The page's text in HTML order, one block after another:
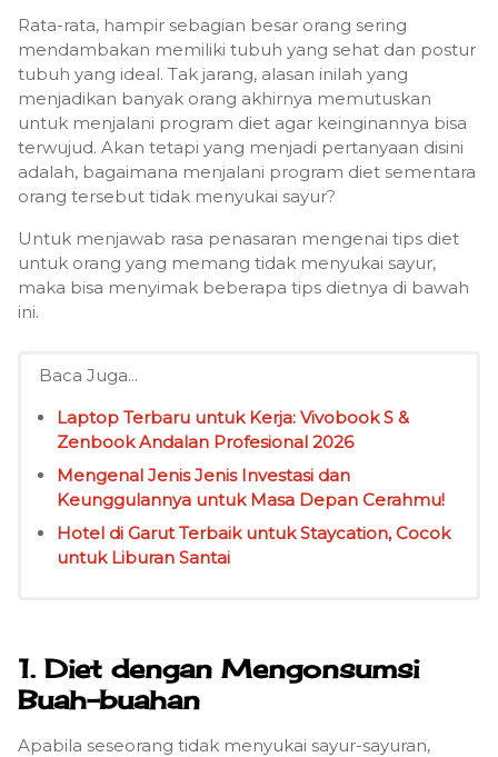
Rata-rata, hampir sebagian besar orang sering
mendambakan memiliki tubuh yang sehat dan postur
tubuh yang ideal. Tak jarang, alasan inilah yang
menjadikan banyak orang akhirnya memutuskan
untuk menjalani program diet agar keinginannya bisa
terwujud. Akan tetapi yang menjadi pertanyaan disini
adalah, bagaimana menjalani program diet sementara
orang tersebut tidak menyukai sayur?
Untuk menjawab rasa penasaran mengenai tips diet
untuk orang yang memang tidak menyukai sayur,
maka bisa menyimak beberapa tips dietnya di bawah
ini.
Baca Juga...
Laptop Terbaru untuk Kerja: Vivobook S &
Zenbook Andalan Profesional 2026
Mengenal Jenis Jenis Investasi dan
Keunggulannya untuk Masa Depan Cerahmu!
Hotel di Garut Terbaik untuk Staycation, Cocok
untuk Liburan Santai
1. Diet dengan Mengonsumsi
Buah-buahan
Apabila seseorang tidak menyukai sayur-sayuran,